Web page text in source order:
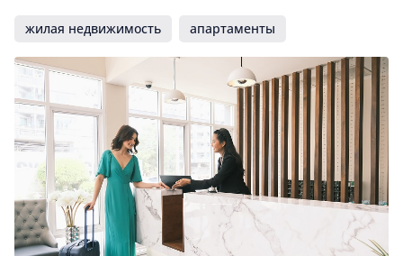
жилая недвижимость апартаменты